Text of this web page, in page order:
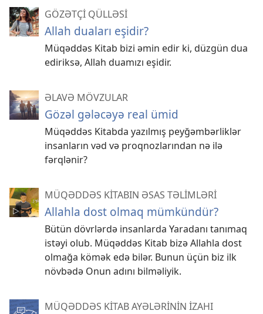
GÖZƏTÇİ QÜLLƏSİ
Allah duaları eşidir?
Müqəddəs Kitab bizi əmin edir ki, düzgün dua
ediriksə, Allah duamızı eşidir.
ƏLAVƏ MÖVZULAR
Gözəl gələcəyə real ümid
Müqəddəs Kitabda yazılmış peyğəmbərliklər
insanların vəd və proqnozlarından nə ilə
fərqlənir?
MÜQƏDDƏS KİTABIN ƏSAS TƏLİMLƏRİ
Allahla dost olmaq mümkündür?
Bütün dövrlərdə insanlarda Yaradanı tanımaq
istəyi olub. Müqəddəs Kitab bizə Allahla dost
olmağa kömək edə bilər. Bunun üçün biz ilk
növbədə Onun adını bilməliyik.
MÜQƏDDƏS KİTAB AYƏLƏRİNİN İZAHI